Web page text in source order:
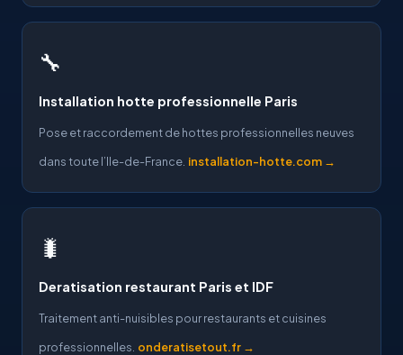
🔧
Installation hotte professionnelle Paris
Pose et raccordement de hottes professionnelles neuves
dans toute l’Ile-de-France. installation-hotte.com →
🐛
Deratisation restaurant Paris et IDF
Traitement anti-nuisibles pour restaurants et cuisines
professionnelles. onderatisetout.fr →